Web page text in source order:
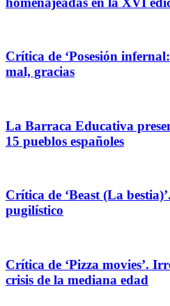
Crítica de ‘Posesión
mal, gracias
La Barraca Educativa
15 pueblos españoles
Crítica de ‘Beast (La
pugilístico
Crítica de ‘Pizza movies’.
crisis de la mediana edad